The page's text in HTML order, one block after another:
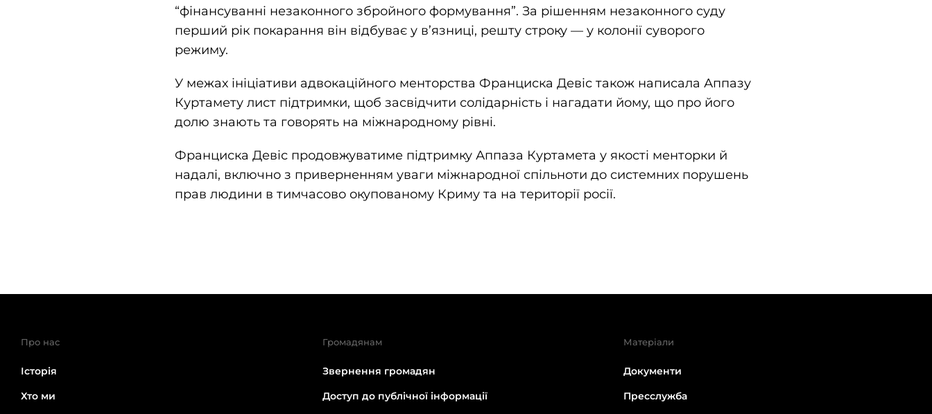
“фінансуванні незаконного збройного формування”. За рішенням незаконного суду
перший рік покарання він відбуває у в’язниці, решту строку — у колонії суворого
режиму.
У межах ініціативи адвокаційного менторства Франциска Девіс також написала Аппазу
Куртамету лист підтримки, щоб засвідчити солідарність і нагадати йому, що про його
долю знають та говорять на міжнародному рівні.
Франциска Девіс продовжуватиме підтримку Аппаза Куртамета у якості менторки й
надалі, включно з приверненням уваги міжнародної спільноти до системних порушень
прав людини в тимчасово окупованому Криму та на території росії.
Про нас
Історія
Хто ми
Громадянам
Звернення громадян
Доступ до публічної інформації
Матеріали
Документи
Пресслужба